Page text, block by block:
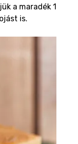
a maradék 1
is.